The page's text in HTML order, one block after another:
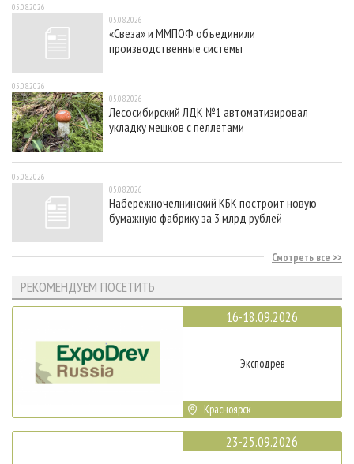
05.08.2026
05.08.2026
«Свеза» и ММПОФ объединили
производственные системы
05.08.2026
05.08.2026
Лесосибирский ЛДК №1 автоматизировал
укладку мешков с пеллетами
05.08.2026
05.08.2026
Набережночелнинский КБК построит новую
бумажную фабрику за 3 млрд рублей
Смотреть все
РЕКОМЕНДУЕМ ПОСЕТИТЬ
16-18.09.2026
Эксподрев
Красноярск
23-25.09.2026